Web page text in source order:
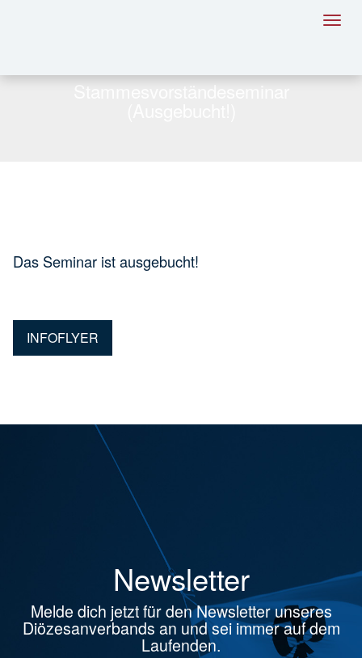
Stammesvorständeseminar
Das Seminar ist ausgebucht!
INFOFLYER
Newsletter
Melde dich jetzt für den Newsletter unseres
Diözesanverbands an und sei immer auf dem
Laufenden.